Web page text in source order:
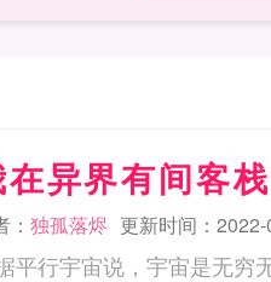
异界有间客栈
： 独孤落烬 更新时间：
平行宇宙说，宇宙是无穷